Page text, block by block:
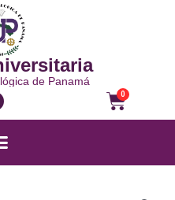
de Panamá
0